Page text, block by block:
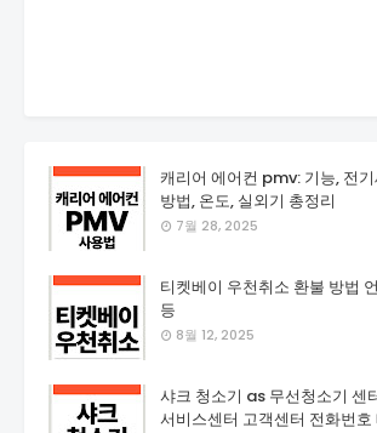
캐리어 에어컨 pmv: 기능, 전기
방법, 온도, 실외기 총정리
7월 28, 2025
티켓베이 우천취소 환불 방법
등
8월 12, 2025
샤크 청소기 as 무선청소기 센
서비스센터 고객센터 전화번호